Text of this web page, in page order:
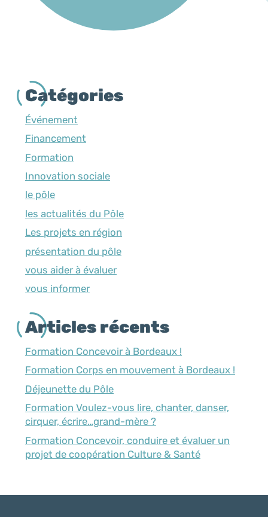
Catégories
Événement
Financement
Formation
Innovation sociale
le pôle
les actualités du Pôle
Les projets en région
présentation du pôle
vous aider à évaluer
vous informer
Articles récents
Formation Concevoir à Bordeaux !
Formation Corps en mouvement à Bordeaux !
Déjeunette du Pôle
Formation Voulez-vous lire, chanter, danser,
cirquer, écrire…grand-mère ?
Formation Concevoir, conduire et évaluer un
projet de coopération Culture & Santé